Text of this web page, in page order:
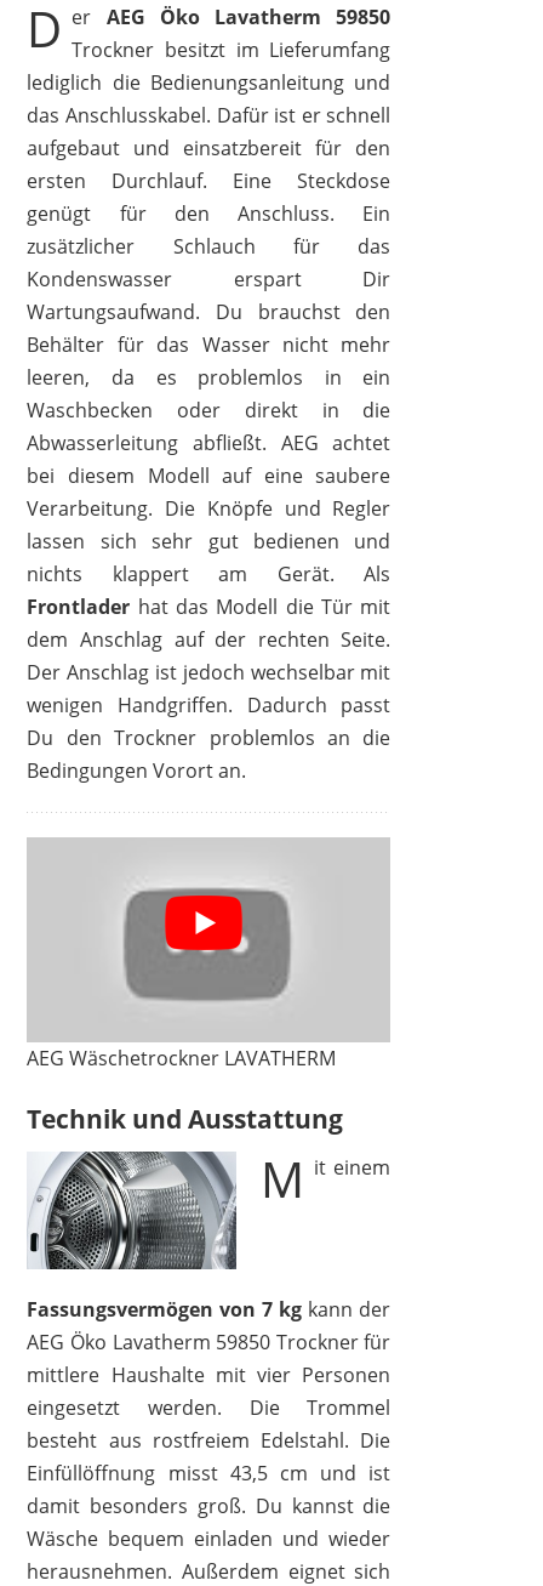
D er AEG Öko Lavatherm 59850
Trockner besitzt im Lieferumfang
lediglich die Bedienungsanleitung und
das Anschlusskabel. Dafür ist er schnell
aufgebaut und einsatzbereit für den
ersten Durchlauf. Eine Steckdose
genügt für den Anschluss. Ein
zusätzlicher Schlauch für das
Kondenswasser erspart Dir
Wartungsaufwand. Du brauchst den
Behälter für das Wasser nicht mehr
leeren, da es problemlos in ein
Waschbecken oder direkt in die
Abwasserleitung abfließt. AEG achtet
bei diesem Modell auf eine saubere
Verarbeitung. Die Knöpfe und Regler
lassen sich sehr gut bedienen und
nichts klappert am Gerät. Als
Frontlader hat das Modell die Tür mit
dem Anschlag auf der rechten Seite.
Der Anschlag ist jedoch wechselbar mit
wenigen Handgriffen. Dadurch passt
Du den Trockner problemlos an die
Bedingungen Vorort an.
AEG Wäschetrockner LAVATHERM
Technik und Ausstattung
M it einem
Fassungsvermögen von 7 kgkann der
AEG Öko Lavatherm 59850 Trockner für
mittlere Haushalte mit vier Personen
eingesetzt werden. Die Trommel
besteht aus rostfreiem Edelstahl. Die
Einfüllöffnung misst 43,5 cm und ist
damit besonders groß. Du kannst die
Wäsche bequem einladen und wieder
herausnehmen. Außerdem eignet sich